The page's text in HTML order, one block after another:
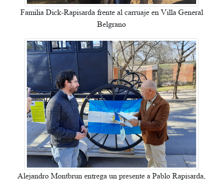
Familia Dick-Rapisarda frente al carruaje en Villa General
Belgrano
Alejandro Montbrun entrega un presente a Pablo Rapisarda,